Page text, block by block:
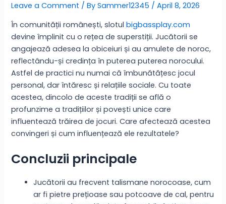
Leave a Comment / BySammer12345 /April 8, 2026
În comunității românești, slotulbigbassplay.com
devine împlinit cu o rețea de superstiții. Jucătorii se
angajează adesea la obiceiuri și au amulete de noroc,
reflectându-și credința în puterea puterea norocului.
Astfel de practici nu numai că îmbunătățesc jocul
personal, dar întăresc și relațiile sociale. Cu toate
acestea, dincolo de aceste tradiții se află o
profunzime a tradițiilor și povești unice care
influentează trăirea de jocuri. Care afectează acestea
convingeri și cum influențează ele rezultatele?
Concluzii principale
Jucătorii au frecvent talismane norocoase, cum
ar fi pietre prețioase sau potcoave de cal, pentru